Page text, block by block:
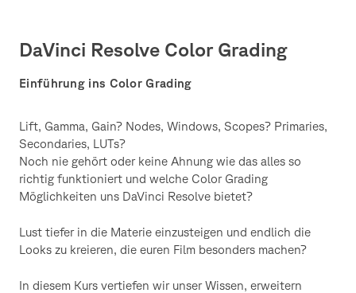
DaVinci Resolve Color Grading
Einführung ins Color Grading
Lift, Gamma, Gain? Nodes, Windows, Scopes? Primaries,
Secondaries, LUTs?
Noch nie gehört oder keine Ahnung wie das alles so
richtig funktioniert und welche Color Grading
Möglichkeiten uns DaVinci Resolve bietet?
Lust tiefer in die Materie einzusteigen und endlich die
Looks zu kreieren, die euren Film besonders machen?
In diesem Kurs vertiefen wir unser Wissen, erweitern